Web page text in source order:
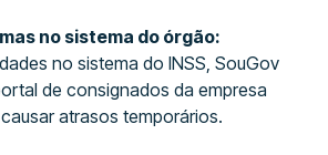
no sistema do órgão:
no sistema do INSS, SouGov
de consignados da empresa
atrasos temporários.